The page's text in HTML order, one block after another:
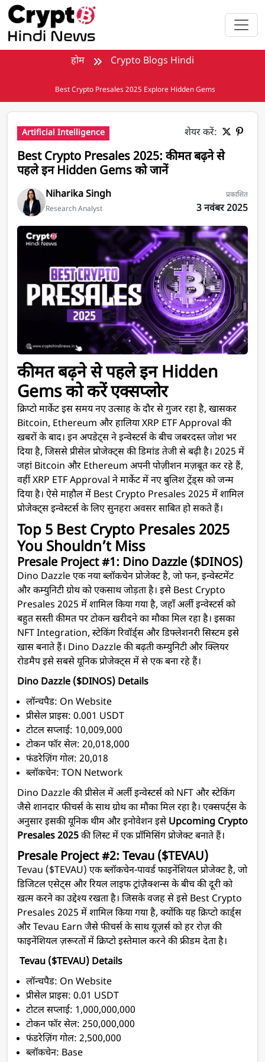
मुख्य सामग्री पर जाएँ
होम Crypto Blogs Hindi
Best Crypto Presales 2025 Explore Hidden Gems
Artificial Intelligence शेयर करें:
Best Crypto Presales 2025: कीमत बढ़ने से
पहले इन Hidden Gems को जानें
Niharika Singh
Research Analyst
प्रकाशित
3 नवंबर 2025
Best Crypto Presales 2025
कीमत बढ़ने से पहले इन Hidden
Gems को करें एक्सप्लोर
क्रिप्टो मार्केट इस समय नए उत्साह के दौर से गुजर रहा है, खासकर
Bitcoin, Ethereum और हालिया XRP ETF Approval की
खबरों के बाद। इन अपडेट्स ने इन्वेस्टर्स के बीच जबरदस्त जोश भर
दिया है, जिससे प्रीसेल प्रोजेक्ट्स की डिमांड तेजी से बढ़ी है। 2025 में
जहां Bitcoin और Ethereum अपनी पोज़ीशन मज़बूत कर रहे हैं,
वहीं XRP ETF Approval ने मार्केट में नए बुलिश ट्रेंड्स को जन्म
दिया है। ऐसे माहौल में Best Crypto Presales 2025 में शामिल
प्रोजेक्ट्स इन्वेस्टर्स के लिए सुनहरा अवसर साबित हो सकते हैं।
Top 5 Best Crypto Presales 2025
You Shouldn’t Miss
Presale Project #1: Dino Dazzle ($DINOS)
Dino Dazzle एक नया ब्लॉकचेन प्रोजेक्ट है, जो फन, इन्वेस्टमेंट
और कम्युनिटी ग्रोथ को एकसाथ जोड़ता है। इसे Best Crypto
Presales 2025 में शामिल किया गया है, जहाँ अर्ली इन्वेस्टर्स को
बहुत सस्ती कीमत पर टोकन खरीदने का मौका मिल रहा है। इसका
NFT Integration, स्टेकिंग रिवॉर्ड्स और डिफ्लेशनरी सिस्टम इसे
खास बनाते हैं। Dino Dazzle की बढ़ती कम्युनिटी और क्लियर
रोडमैप इसे सबसे यूनिक प्रोजेक्ट्स में से एक बना रहे हैं।
Dino Dazzle ($DINOS) Details
लॉन्चपैड: On Website
प्रीसेल प्राइस: 0.001 USDT
टोटल सप्लाई: 10,009,000
टोकन फॉर सेल: 20,018,000
फंडरेज़िंग गोल: 20,018
ब्लॉकचेन: TON Network
Dino Dazzle की प्रीसेल में अर्ली इन्वेस्टर्स को NFT और स्टेकिंग
जैसे शानदार फीचर्स के साथ ग्रोथ का मौका मिल रहा है। एक्सपर्ट्स के
अनुसार इसकी यूनिक थीम और इनोवेशन इसे Upcoming Crypto
Presales 2025की लिस्ट में एक प्रॉमिसिंग प्रोजेक्ट बनाते हैं।
Presale Project #2: Tevau ($TEVAU)
Tevau ($TEVAU) एक ब्लॉकचेन-पावर्ड फाइनेंशियल प्रोजेक्ट है, जो
डिजिटल एसेट्स और रियल लाइफ ट्रांज़ैक्शन्स के बीच की दूरी को
खत्म करने का उद्देश्य रखता है। जिसके वजह से इसे Best Crypto
Presales 2025 में शामिल किया गया है, क्योंकि यह क्रिप्टो कार्ड्स
और Tevau Earn जैसे फीचर्स के साथ यूज़र्स को हर रोज़ की
फाइनेंशियल ज़रूरतों में क्रिप्टो इस्तेमाल करने की फ्रीडम देता है।
Tevau ($TEVAU) Details
लॉन्चपैड: On Website
प्रीसेल प्राइस: 0.01 USDT
टोटल सप्लाई: 1,000,000,000
टोकन फॉर सेल: 250,000,000
फंडरेज़िंग गोल: 2,500,000
ब्लॉकचेन: Base